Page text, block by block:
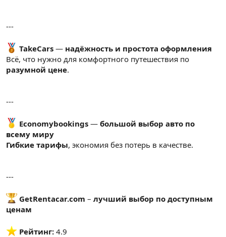
---
TakeCars — надёжность и простота оформления
Всё, что нужно для комфортного путешествия по
разумной цене.
---
Economybookings — большой выбор авто по
всему миру
Гибкие тарифы, экономия без потерь в качестве.
---
GetRentacar.com – лучший выбор по доступным
ценам
Рейтинг: 4.9